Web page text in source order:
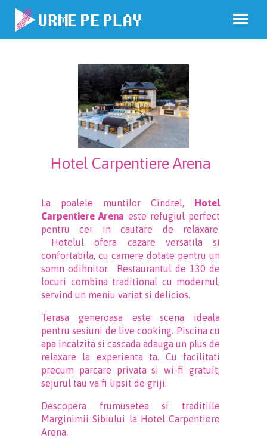
Hotel Carpentiere Arena
La poalele muntilor Cindrel, Hotel
Carpentiere Arena este refugiul perfect
pentru cei in cautare de relaxare.
Hotelul ofera cazare versatila si
confortabila, cu camere dotate pentru un
somn odihnitor. Restaurantul de 130 de
locuri combina traditional cu modernul,
servind un meniu variat si delicios.
Terasa generoasa este scena ideala
pentru sesiuni de live cooking. Piscina cu
apa incalzita si cascada adauga un plus de
relaxare la experienta ta. Cu facilitati
precum parcare privata si wi-fi gratuit,
sejurul tau va fi lipsit de griji.
Descopera frumusetea si traditiile
Marginimii Sibiului la Hotel Carpentiere
Arena.